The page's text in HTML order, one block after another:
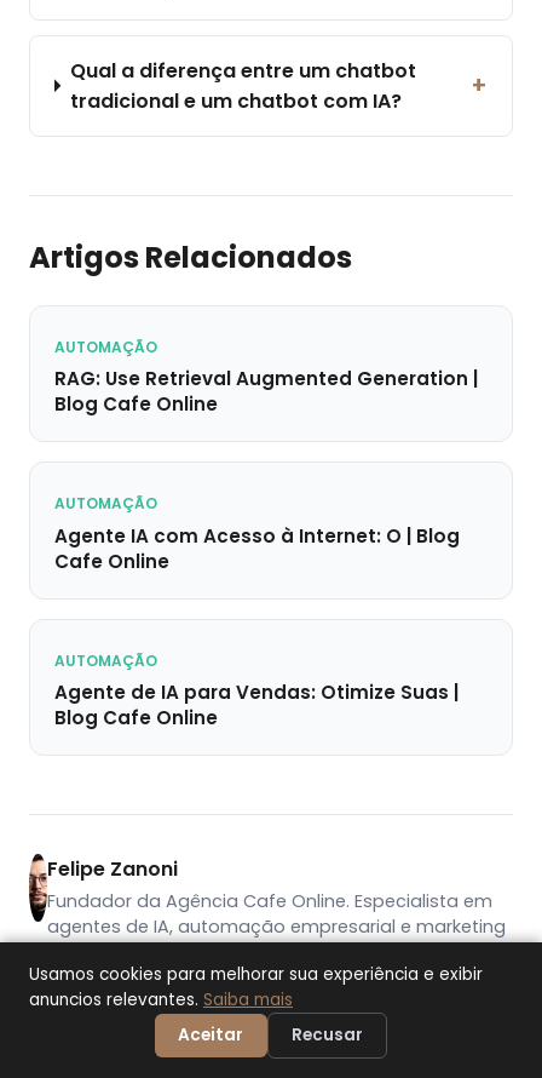
Qual a diferença entre um chatbot
tradicional e um chatbot com IA?
+
Artigos Relacionados
AUTOMAÇÃO
RAG: Use Retrieval Augmented Generation |
Blog Cafe Online
AUTOMAÇÃO
Agente IA com Acesso à Internet: O | Blog
Cafe Online
AUTOMAÇÃO
Agente de IA para Vendas: Otimize Suas |
Blog Cafe Online
Felipe Zanoni
Fundador da Agência Cafe Online. Especialista em
agentes de IA, automação empresarial e marketing
enxuta de 2 pessoas.Ver perfil completo
Usamos cookies para melhorar sua experiência e exibir
anuncios relevantes. Saiba mais
Aceitar
Recusar